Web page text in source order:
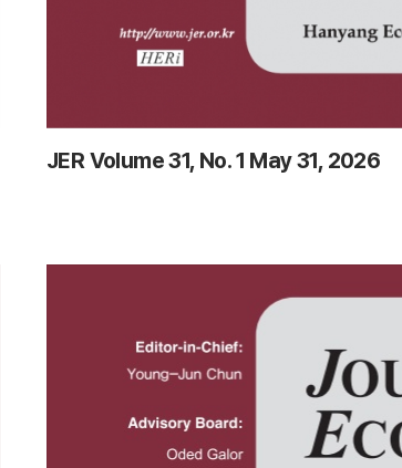
JER Volume 31, No. 1 May 31, 2026